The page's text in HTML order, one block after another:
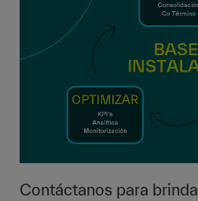
Contáctanos para